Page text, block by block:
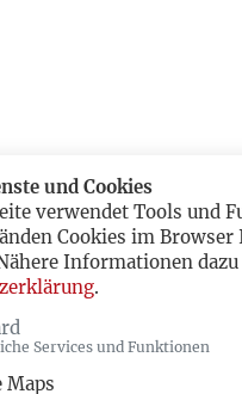
und Cookies
verwendet Tools und
Cookies im Browser
Informationen
.
Services und Funktionen
Maps